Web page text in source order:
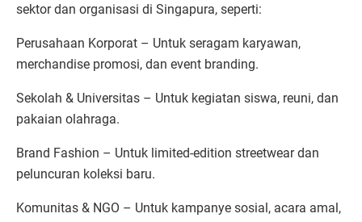
sektor dan organisasi di Singapura, seperti:
Perusahaan Korporat – Untuk seragam karyawan,
merchandise promosi, dan event branding.
Sekolah & Universitas – Untuk kegiatan siswa, reuni, dan
pakaian olahraga.
Brand Fashion – Untuk limited-edition streetwear dan
peluncuran koleksi baru.
Komunitas & NGO – Untuk kampanye sosial, acara amal,